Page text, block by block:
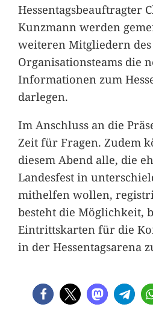
Hessentagsbeauftragter
Kunzmann werden
weiteren Mitgliedern des
Organisationsteams die
Informationen zum
darlegen.
Im Anschluss an die
Zeit für Fragen. Zudem
diesem Abend alle, die
Landesfest in
mithelfen wollen,
besteht die Möglichkeit,
Eintrittskarten für die
in der Hessentagsarena